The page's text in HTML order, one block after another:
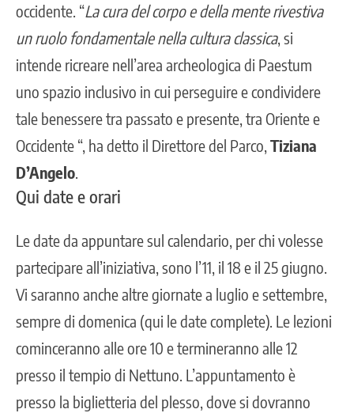
occidente. “La cura del corpo e della mente rivestiva
un ruolo fondamentale nella cultura classica, si
intende ricreare nell’area archeologica di Paestum
uno spazio inclusivo in cui perseguire e condividere
tale benessere tra passato e presente, tra Oriente e
Occidente “, ha detto il Direttore del Parco, Tiziana
D’Angelo.
Qui date e orari
Le date da appuntare sul calendario, per chi volesse
partecipare all’iniziativa, sono l’11, il 18 e il 25 giugno.
Vi saranno anche altre giornate a luglio e settembre,
sempre di domenica (qui le date complete). Le lezioni
cominceranno alle ore 10 e termineranno alle 12
presso il tempio di Nettuno. L’appuntamento è
presso la biglietteria del plesso, dove si dovranno